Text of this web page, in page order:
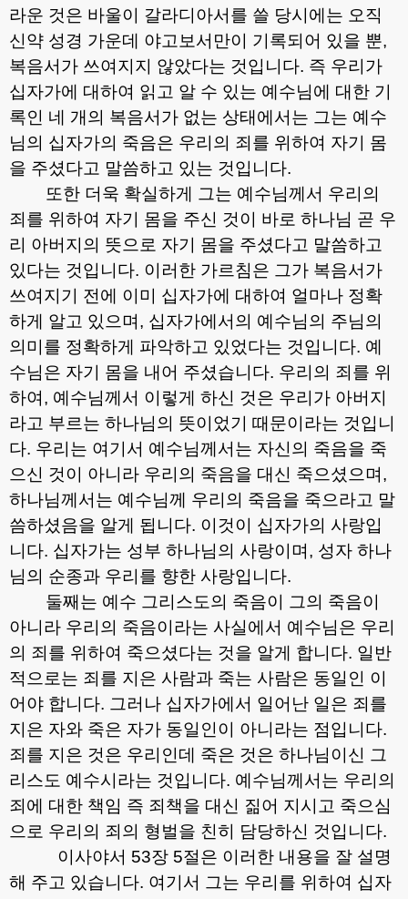
라운 것은 바울이 갈라디아서를 쓸 당시에는 오직
신약 성경 가운데 야고보서만이 기록되어 있을 뿐,
복음서가 쓰여지지 않았다는 것입니다. 즉 우리가
십자가에 대하여 읽고 알 수 있는 예수님에 대한 기
록인 네 개의 복음서가 없는 상태에서는 그는 예수
님의 십자가의 죽음은 우리의 죄를 위하여 자기 몸
을 주셨다고 말씀하고 있는 것입니다.
또한 더욱 확실하게 그는 예수님께서 우리의
죄를 위하여 자기 몸을 주신 것이 바로 하나님 곧 우
리 아버지의 뜻으로 자기 몸을 주셨다고 말씀하고
있다는 것입니다. 이러한 가르침은 그가 복음서가
쓰여지기 전에 이미 십자가에 대하여 얼마나 정확
하게 알고 있으며 , 십자가에서의 예수님의 주님의
의미를 정확하게 파악하고 있었다는 것입니다. 예
수님은 자기 몸을 내어 주셨습니다. 우리의 죄를 위
하여 , 예수님께서 이렇게 하신 것은 우리가 아버지
라고 부르는 하나님의 뜻이었기 때문이라는 것입니
다. 우리는 여기서 예수님께서는 자신의 죽음을 죽
으신 것이 아니라 우리의 죽음을 대신 죽으셨으며 ,
하나님께서는 예수님께 우리의 죽음을 죽으라고 말
씀하셨음을 알게 됩니다. 이것이 십자가의 사랑입
니다. 십자가는 성부 하나님의 사랑이며 , 성자 하나
님의 순종과 우리를 향한 사랑입니다.
둘째는 예수 그리스도의 죽음이 그의 죽음이
아니라 우리의 죽음이라는 사실에서 예수님은 우리
의 죄를 위하여 죽으셨다는 것을 알게 합니다. 일반
적으로는 죄를 지은 사람과 죽는 사람은 동일인 이
어야 합니다. 그러나 십자가에서 일어난 일은 죄를
지은 자와 죽은 자가 동일인이 아니라는 점입니다.
죄를 지은 것은 우리인데 죽은 것은 하나님이신 그
리스도 예수시라는 것입니다. 예수님께서는 우리의
죄에 대한 책임 즉 죄책을 대신 짊어 지시고 죽으심
으로 우리의 죄의 형벌을 친히 담당하신 것입니다.
이사야서 53장 5절은 이러한 내용을 잘 설명
해 주고 있습니다. 여기서 그는 우리를 위하여 십자